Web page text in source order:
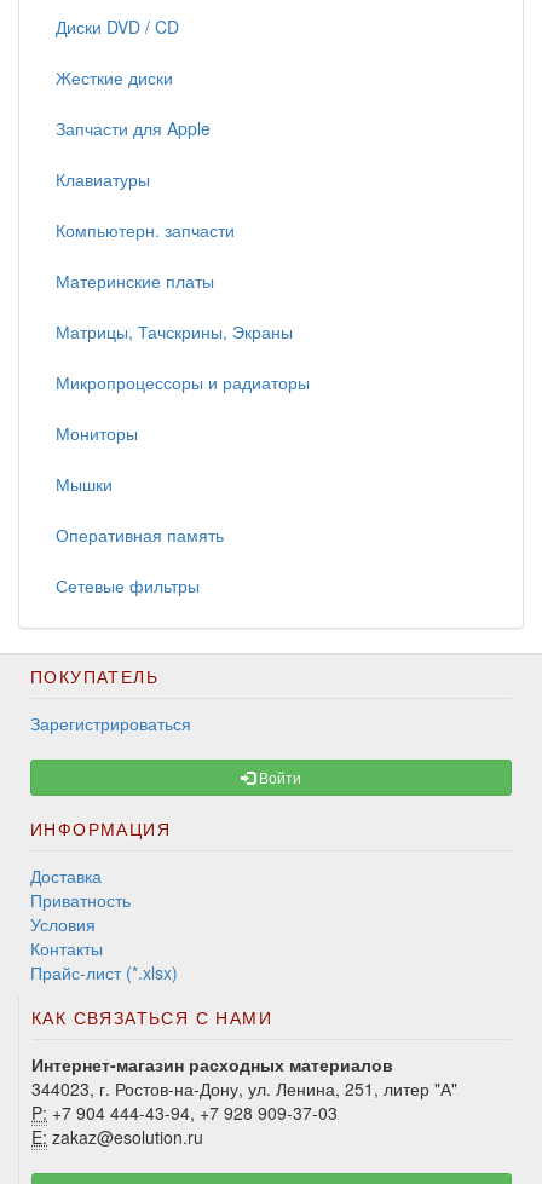
Диски DVD / CD
Жесткие диски
Запчасти для Apple
Клавиатуры
Компьютерн. запчасти
Материнские платы
Матрицы, Тачскрины, Экраны
Микропроцессоры и радиаторы
Мониторы
Мышки
Оперативная память
Сетевые фильтры
ПОКУПАТЕЛЬ
Зарегистрироваться
Войти
ИНФОРМАЦИЯ
Доставка
Приватность
Условия
Контакты
Прайс-лист (*.xlsx)
КАК СВЯЗАТЬСЯ С НАМИ
Интернет-магазин расходных материалов
344023, г. Ростов-на-Дону, ул. Ленина, 251, литер "А"
P: +7 904 444-43-94, +7 928 909-37-03
E: zakaz@esolution.ru